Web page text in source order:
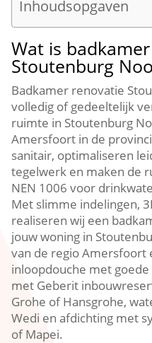
Inhoudsopgaven
Wat is
Stoutenburg
Badkamer renovatie
volledig of gedeeltelijk
ruimte in Stoutenburg
Amersfoort in de
sanitair, optimaliseren
tegelwerk en maken de
NEN 1006 voor
Met slimme indelingen,
realiseren wij een
jouw woning in
van de regio Amersfoort
inloopdouche met
met Geberit
Grohe of Hansgrohe,
Wedi en afdichting met
of Mapei.​